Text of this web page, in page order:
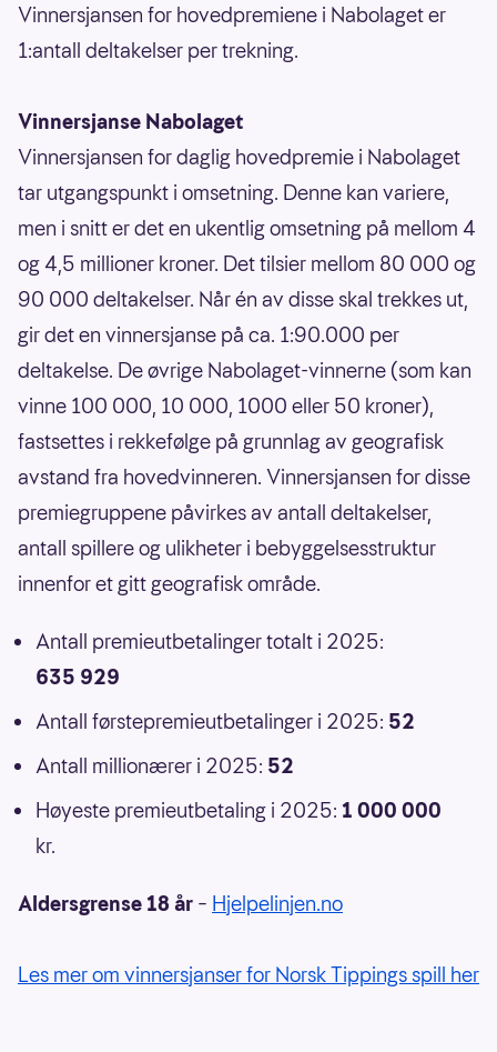
Vinnersjansen for hovedpremiene i Nabolaget er
1:antall deltakelser per trekning.
Vinnersjanse Nabolaget
Vinnersjansen for daglig hovedpremie i Nabolaget
tar utgangspunkt i omsetning. Denne kan variere,
men i snitt er det en ukentlig omsetning på mellom 4
og 4,5 millioner kroner. Det tilsier mellom 80 000 og
90 000 deltakelser. Når én av disse skal trekkes ut,
gir det en vinnersjanse på ca. 1:90.000 per
deltakelse. De øvrige Nabolaget-vinnerne (som kan
vinne 100 000, 10 000, 1000 eller 50 kroner),
fastsettes i rekkefølge på grunnlag av geografisk
avstand fra hovedvinneren. Vinnersjansen for disse
premiegruppene påvirkes av antall deltakelser,
antall spillere og ulikheter i bebyggelsesstruktur
innenfor et gitt geografisk område.
Antall premieutbetalinger totalt i 2025:
635 929
Antall førstepremieutbetalinger i 2025: 52
Antall millionærer i 2025: 52
Høyeste premieutbetaling i 2025: 1 000 000
kr.
Aldersgrense 18 år – Hjelpelinjen.no
Les mer om vinnersjanser for Norsk Tippings spill her